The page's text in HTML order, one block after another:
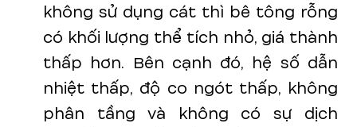
không sử dụng cát thì bê tông rỗng
có khối lượng thể tích nhỏ, giá thành
thấp hơn. Bên cạnh đó, hệ số dẫn
nhiệt thấp, độ co ngót thấp, không
phân tầng và không có sự dịch